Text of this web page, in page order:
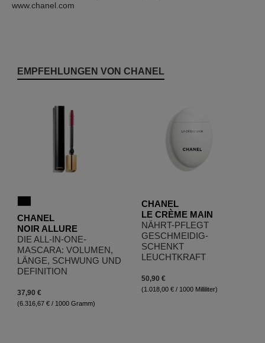
www.chanel.com
Produktgalerie überspringen
EMPFEHLUNGEN VON CHANEL
CHANEL
NOIR ALLURE
DIE ALL-IN-ONE-
MASCARA: VOLUMEN,
LÄNGE, SCHWUNG UND
DEFINITION
37,90 €
(6.316,67 € / 1000 Gramm)
CHANEL
LE CRÈME MAIN
NÄHRT-PFLEGT
GESCHMEIDIG-
SCHENKT
LEUCHTKRAFT
50,90 €
(1.018,00 € / 1000 Milliliter)